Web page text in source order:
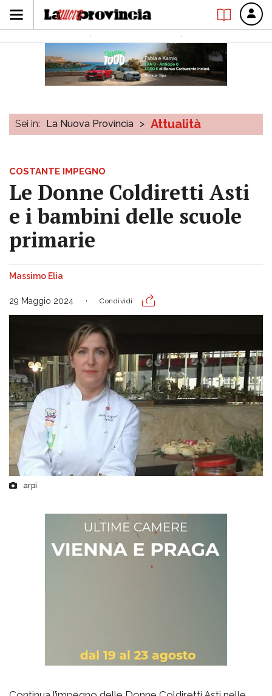
Sei in: La Nuova Provincia > Attualità
COSTANTE IMPEGNO
Le Donne Coldiretti Asti
e i bambini delle scuole
primarie
Massimo Elia
29 Maggio 2024 Condividi
arpi